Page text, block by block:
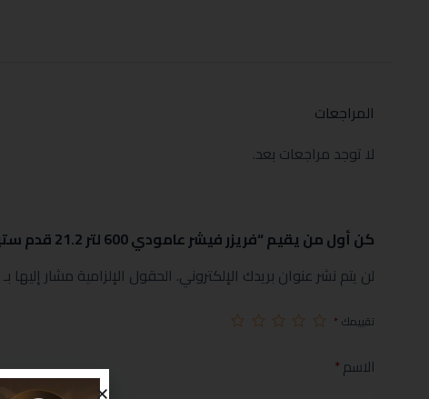
المراجعات
لا توجد مراجعات بعد.
كن أول من يقيم “فريزر فيشر عامودي 600 لتر 21.2 قدم ستيل انفرتر موديل FURFS-800HIS”
لن يتم نشر عنوان بريدك الإلكتروني. الحقول الإلزامية مشار إليها بـ
تقييمك *
الاسم*